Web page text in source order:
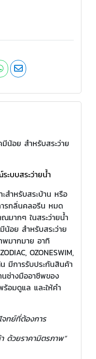
มีน้อย สำหรับสระว่าย
ะบบสระว่ายน้ำ
ะสำหรับสระบ้าน หรือ
ารกลิ่นคลอรีน หมด
ณมากๆ ในสระว่ายน้ำ
น้อย สำหรับสระว่าย
มากมาย อาทิ
OZONESWIM,
น มีการรับประกันสินค้า
ช่างมืออาชีพของ
อมดูแล และให้คำ
ทย์ที่ต้องการ
ด้วยราคามิตรภาพ”